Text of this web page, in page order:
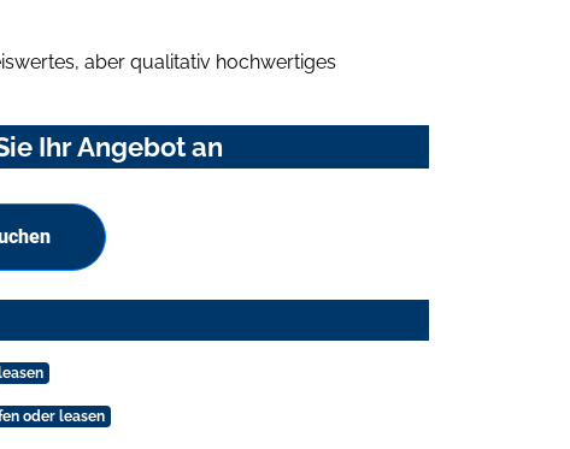
aber qualitativ hochwertiges
Ihr Angebot an
oder leasen